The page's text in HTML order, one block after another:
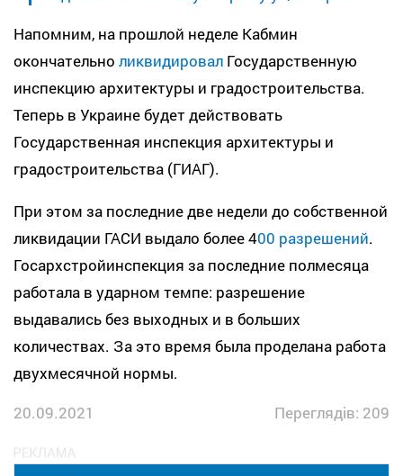
Напомним, на прошлой неделе Кабмин
окончательно ликвидировал Государственную
инспекцию архитектуры и градостроительства.
Теперь в Украине будет действовать
Государственная инспекция архитектуры и
градостроительства (ГИАГ).
При этом за последние две недели до собственной
ликвидации ГАСИ выдало более 400 разрешений.
Госархстройинспекция за последние полмесяца
работала в ударном темпе: разрешение
выдавались без выходных и в больших
количествах. За это время была проделана работа
двухмесячной нормы.
20.09.2021
Переглядів: 209